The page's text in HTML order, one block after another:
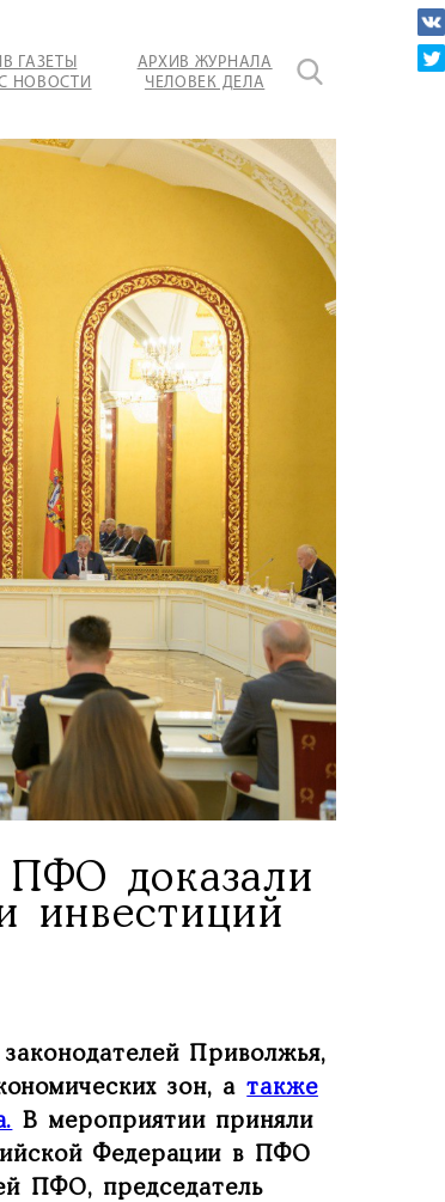
ГАЗЕТЫ
НОВОСТИ
АРХИВ ЖУРНАЛА
ЧЕЛОВЕК ДЕЛА
доказали
инвестиций
Приволжья,
зон, атакже
В мероприятии приняли
Федерации в ПФО
ПФО, председатель